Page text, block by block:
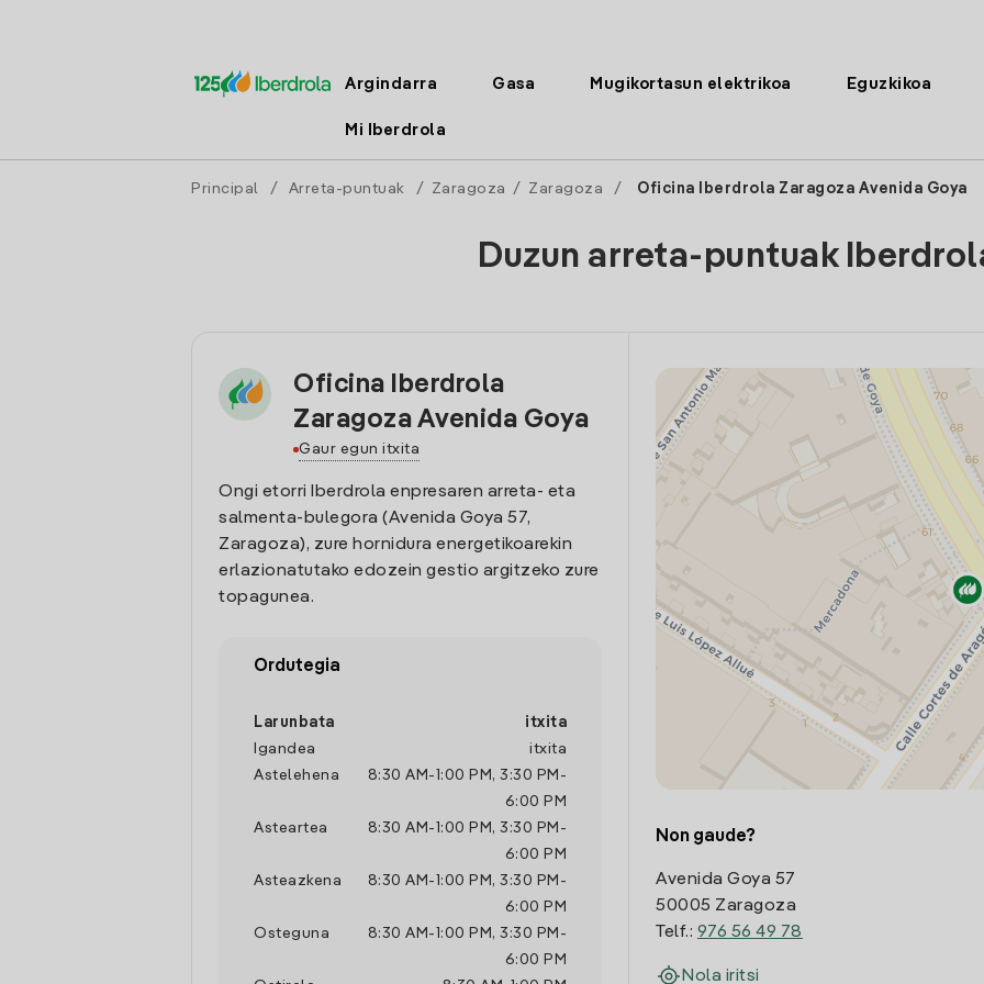
Argindarra Gasa Mugikortasun elektrikoa Eguzkikoa
Mi Iberdrola
Principal / Arreta-puntuak / Zaragoza / Zaragoza / Oficina Iberdrola Zaragoza Avenida Goya
Duzun arreta-puntuak
Oficina Iberdrola
Zaragoza Avenida Goya
Gaur egun itxita
Ongi etorri Iberdrola enpresaren arreta- eta
salmenta-bulegora (Avenida Goya 57,
Zaragoza), zure hornidura energetikoarekin
erlazionatutako edozein gestio argitzeko zure
topagunea.
Ordutegia
Larunbata
itxita
Igandea
itxita
Astelehena
8:30 AM - 1:00 PM , 3:30 PM -
6:00 PM
Asteartea
8:30 AM - 1:00 PM , 3:30 PM -
6:00 PM
Asteazkena
8:30 AM - 1:00 PM , 3:30 PM -
6:00 PM
Osteguna
8:30 AM - 1:00 PM , 3:30 PM -
6:00 PM
Non gaude?
Avenida Goya 57
50005 Zaragoza
Telf.: 976 56 49 78
Nola iritsi